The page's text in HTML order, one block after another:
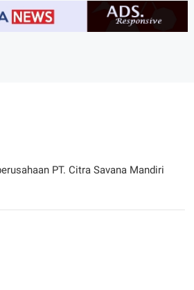
PT. Citra Savana Mandiri